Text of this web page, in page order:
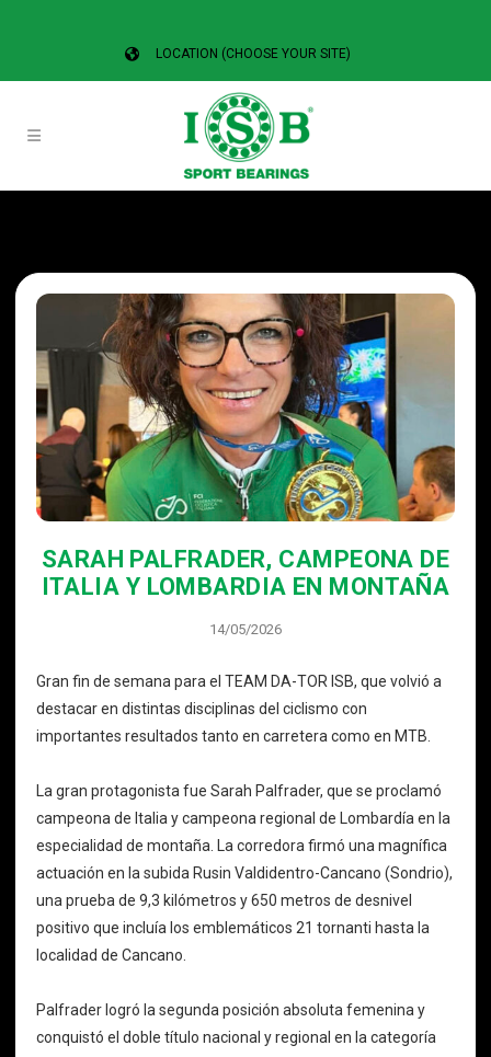
LOCATION (CHOOSE YOUR SITE)
SARAH PALFRADER, CAMPEONA DE
ITALIA Y LOMBARDIA EN MONTAÑA
14/05/2026
Gran fin de semana para el TEAM DA-TOR ISB, que volvió a
destacar en distintas disciplinas del ciclismo con
importantes resultados tanto en carretera como en MTB.
La gran protagonista fue Sarah Palfrader, que se proclamó
campeona de Italia y campeona regional de Lombardía en la
especialidad de montaña. La corredora firmó una magnífica
actuación en la subida Rusin Valdidentro-Cancano (Sondrio),
una prueba de 9,3 kilómetros y 650 metros de desnivel
positivo que incluía los emblemáticos 21 tornanti hasta la
localidad de Cancano.
Palfrader logró la segunda posición absoluta femenina y
conquistó el doble título nacional y regional en la categoría